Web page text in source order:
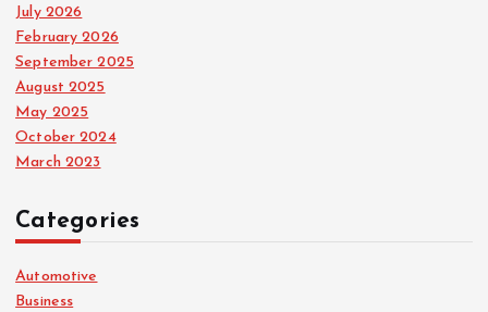
July 2026
February 2026
September 2025
August 2025
May 2025
October 2024
March 2023
Categories
Automotive
Business